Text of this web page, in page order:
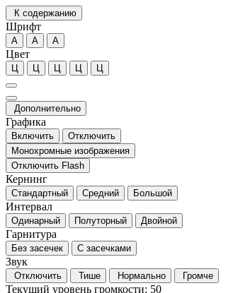
К содержанию
Шрифт
А А А
Цвет
Ц Ц Ц Ц Ц
Дополнительно
Графика
Включить
Отключить
Монохромные изображения
Отключить Flash
Кернинг
Стандартный Средний Большой
Интервал
Одинарный Полуторный Двойной
Гарнитура
Без засечек С засечками
Звук
Отключить Тише Нормально Громче
Текущий уровень громкости: 50